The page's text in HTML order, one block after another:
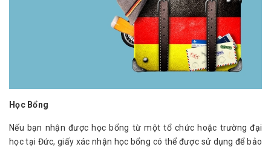
Học Bổng
Nếu bạn nhận được học bổng từ một tổ chức hoặc trường đại
học tại Đức, giấy xác nhận học bổng có thể được sử dụng để bảo